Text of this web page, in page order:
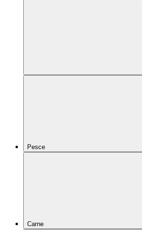
Pesce
Carne